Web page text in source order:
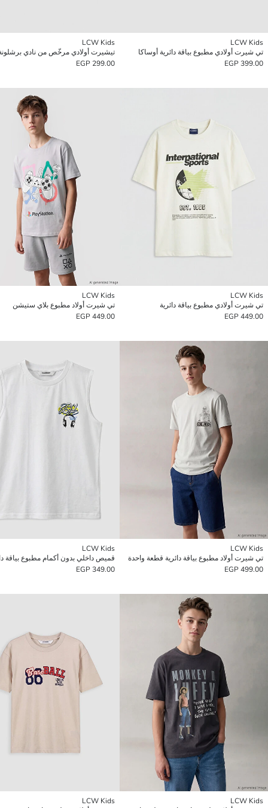
LCW Kids
تي شيرت أولادي مطبوع بياقة دائرية أوساكا
399.00 EGP
LCW Kids
تيشيرت أولادي مرخّص من نادي
299.00 EGP
LCW Kids
تي شيرت أولادي مطبوع بياقة دائرية
449.00 EGP
LCW Kids
تي شيرت أولاد مطبوع بلاي ستيشن
449.00 EGP
LCW Kids
تي شيرت أولاد مطبوع بياقة دائرية قطعة واحدة
499.00 EGP
LCW Kids
349.00 EGP
LCW Kids
LCW Kids